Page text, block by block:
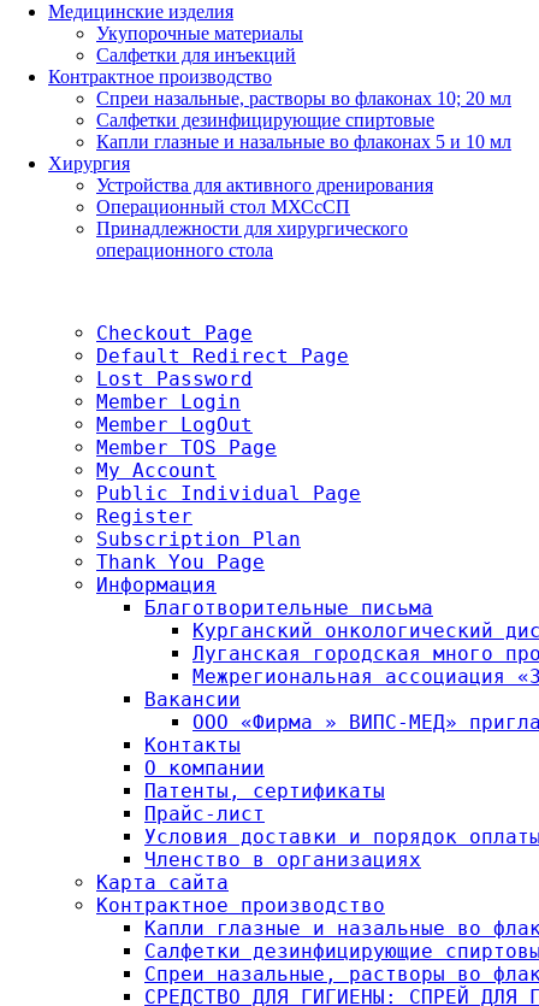
Медицинские изделия
Укупорочные материалы
Салфетки для инъекций
Контрактное производство
Спреи назальные, растворы во флаконах 10; 20 мл
Салфетки дезинфицирующие спиртовые
Капли глазные и назальные во флаконах 5 и 10 мл
Хирургия
Устройства для активного дренирования
Операционный стол МХСсСП
Принадлежности для хирургического
операционного стола
Checkout Page
Default Redirect Page
Lost Password
Member Login
Member LogOut
Member TOS Page
My Account
Public Individual Page
Register
Subscription Plan
Thank You Page
Информация
Благотворительные письма
Курганский онкологический
Луганская городская много
Межрегиональная ассоциация
Вакансии
ООО «Фирма » ВИПС-МЕД»
Контакты
О компании
Патенты, сертификаты
Прайс-лист
Условия доставки и порядок
Членство в организациях
Карта сайта
Контрактное производство
Капли глазные и назальные во
Салфетки дезинфицирующие
Спреи назальные, растворы во
СРЕДСТВО ДЛЯ ГИГИЕНЫ: СПРЕЙ ДЛЯ